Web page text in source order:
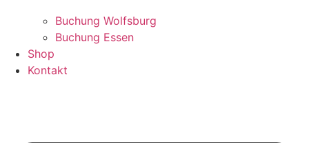
Buchung Wolfsburg
Buchung Essen
Shop
Kontakt